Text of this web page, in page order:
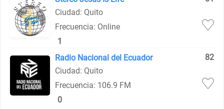
Ciudad: Quito
Frecuencia: Online
1
Radio Nacional del Ecuador
82
Ciudad: Quito
Frecuencia: 106.9 FM
0